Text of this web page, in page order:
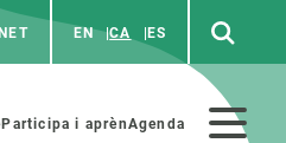
EN CA ES
Participa i aprènAgenda